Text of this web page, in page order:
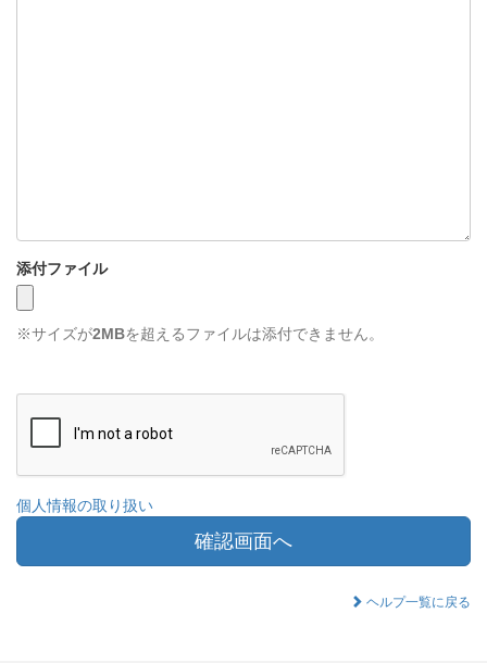
添付ファイル
※サイズが2MBを超えるファイルは添付できません。
個人情報の取り扱い
確認画面へ
ヘルプ一覧に戻る